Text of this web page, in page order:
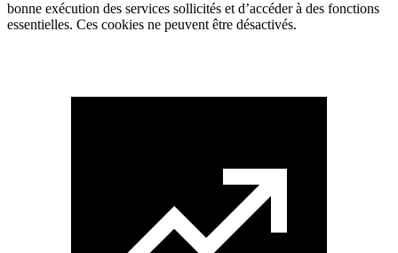
bonne exécution des services sollicités et d’accéder à des fonctions
essentielles. Ces cookies ne peuvent être désactivés.